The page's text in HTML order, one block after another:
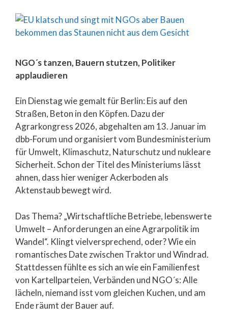
NGO´s tanzen, Bauern stutzen, Politiker
applaudieren
Ein Dienstag wie gemalt für Berlin: Eis auf den
Straßen, Beton in den Köpfen. Dazu der
Agrarkongress 2026, abgehalten am 13. Januar im
dbb-Forum und organisiert vom Bundesministerium
für Umwelt, Klimaschutz, Naturschutz und nukleare
Sicherheit. Schon der Titel des Ministeriums lässt
ahnen, dass hier weniger Ackerboden als
Aktenstaub bewegt wird.
Das Thema? „Wirtschaftliche Betriebe, lebenswerte
Umwelt – Anforderungen an eine Agrarpolitik im
Wandel“. Klingt vielversprechend, oder? Wie ein
romantisches Date zwischen Traktor und Windrad.
Stattdessen fühlte es sich an wie ein Familienfest
von Kartellparteien, Verbänden und NGO´s: Alle
lächeln, niemand isst vom gleichen Kuchen, und am
Ende räumt der Bauer auf.